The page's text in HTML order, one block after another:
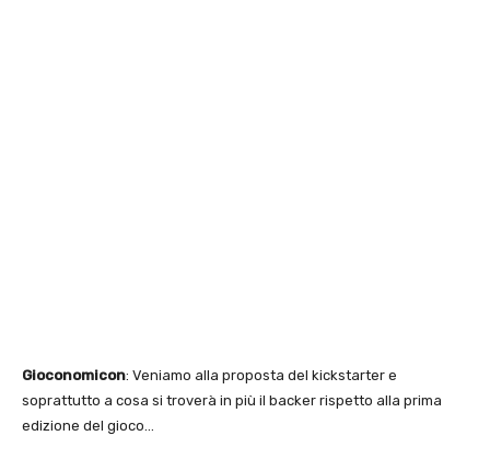
Gioconomicon: Veniamo alla proposta del kickstarter e
soprattutto a cosa si troverà in più il backer rispetto alla prima
edizione del gioco…